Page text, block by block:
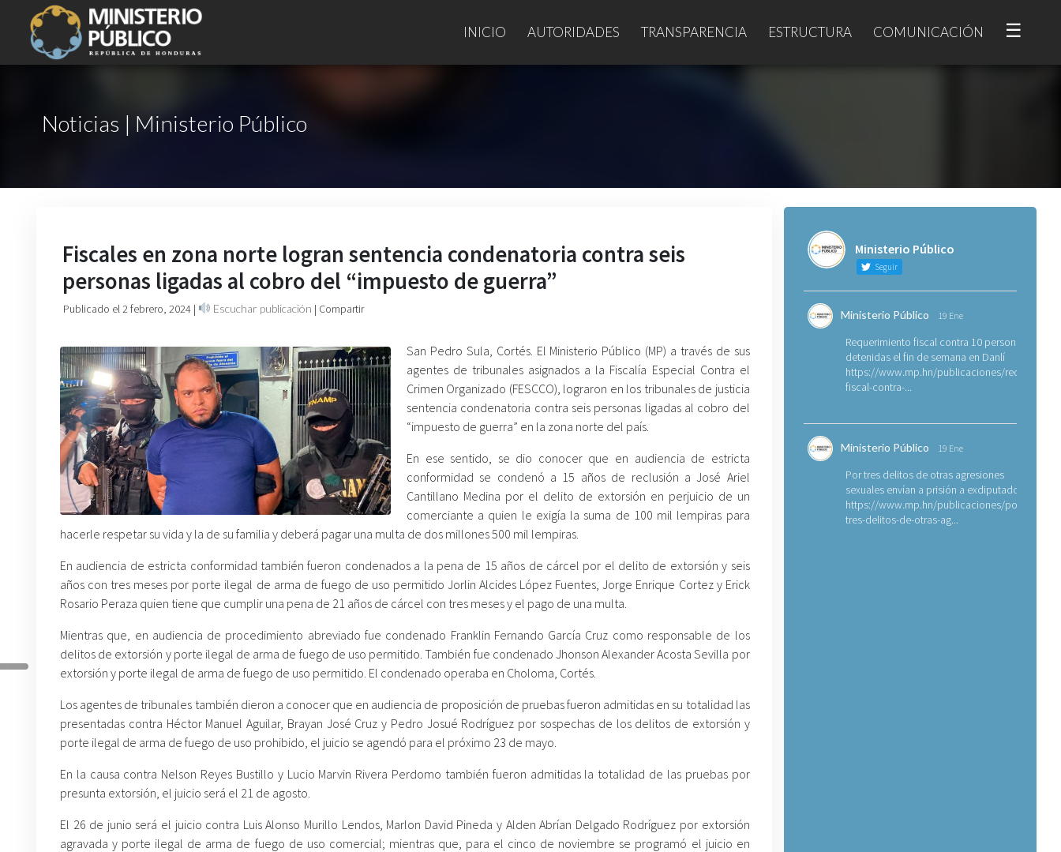
INICIO AUTORIDADES TRANSPARENCIA ESTRUCTURA COMUNICACIÓN ☰
Noticias | Ministerio Público
Fiscales en zona norte logran sentencia condenatoria contra seis
personas ligadas al cobro del “impuesto de guerra”
Publicado el 2 febrero, 2024 | Escuchar publicación | Compartir
San Pedro Sula, Cortés. El Ministerio Público (MP) a través de sus
agentes de tribunales asignados a la Fiscalía Especial Contra el
Crimen Organizado (FESCCO), lograron en los tribunales de justicia
sentencia condenatoria contra seis personas ligadas al cobro del
“impuesto de guerra” en la zona norte del país.
En ese sentido, se dio conocer que en audiencia de estricta
conformidad se condenó a 15 años de reclusión a José Ariel
Cantillano Medina por el delito de extorsión en perjuicio de un
comerciante a quien le exigía la suma de 100 mil lempiras para
hacerle respetar su vida y la de su familia y deberá pagar una multa de dos millones 500 mil lempiras.
En audiencia de estricta conformidad también fueron condenados a la pena de 15 años de cárcel por el delito de extorsión y seis
años con tres meses por porte ilegal de arma de fuego de uso permitido Jorlin Alcides López Fuentes, Jorge Enrique Cortez y Erick
Rosario Peraza quien tiene que cumplir una pena de 21 años de cárcel con tres meses y el pago de una multa.
Mientras que, en audiencia de procedimiento abreviado fue condenado Franklin Fernando García Cruz como responsable de los
delitos de extorsión y porte ilegal de arma de fuego de uso permitido. También fue condenado Jhonson Alexander Acosta Sevilla por
extorsión y porte ilegal de arma de fuego de uso permitido. El condenado operaba en Choloma, Cortés.
Los agentes de tribunales también dieron a conocer que en audiencia de proposición de pruebas fueron admitidas en su totalidad las
presentadas contra Héctor Manuel Aguilar, Brayan José Cruz y Pedro Josué Rodríguez por sospechas de los delitos de extorsión y
porte ilegal de arma de fuego de uso prohibido, el juicio se agendó para el próximo 23 de mayo.
En la causa contra Nelson Reyes Bustillo y Lucio Marvin Rivera Perdomo también fueron admitidas la totalidad de las pruebas por
presunta extorsión, el juicio será el 21 de agosto.
El 26 de junio será el juicio contra Luis Alonso Murillo Lendos, Marlon David Pineda y Alden Abrían Delgado Rodríguez por extorsión
agravada y porte ilegal de arma de fuego de uso comercial; mientras que, para el cinco de noviembre se programó el juicio en
Ministerio Público
Seguir
Ministerio Público 19 Ene
Requerimiento fiscal contra 10 personas
detenidas el fin de semana en Danlí
https://www.mp.hn/publicaciones/
fiscal-contra-...
Ministerio Público 19 Ene
Por tres delitos de otras agresiones
sexuales envían a prisión a exdiputado
https://www.mp.hn/publicaciones/por-
tres-delitos-de-otras-ag...